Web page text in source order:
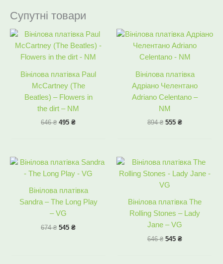
Супутні товари
Вінілова платівка Paul
McCartney (The
Beatles) – Flowers in
the dirt – NM
646₴
Оригінальна
ціна:
646 ₴.
495 ₴
Поточна
ціна:
495 ₴.
Вінілова платівка
Адріано Челентано
Adriano Celentano –
NM
894₴
Оригінальна
ціна:
894 ₴.
555 ₴
Поточна
ціна:
555 ₴.
Вінілова платівка
Sandra – The Long Play
– VG
674₴
Оригінальна
674 ₴.
545 ₴
Поточна
545 ₴.
Вінілова платівка The
Rolling Stones – Lady
Jane – VG
646₴
Оригінальна
646 ₴.
545 ₴
Поточна
545 ₴.